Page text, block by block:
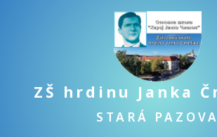
ZŠ hrdinu Janka
STARÁ PAZOVA